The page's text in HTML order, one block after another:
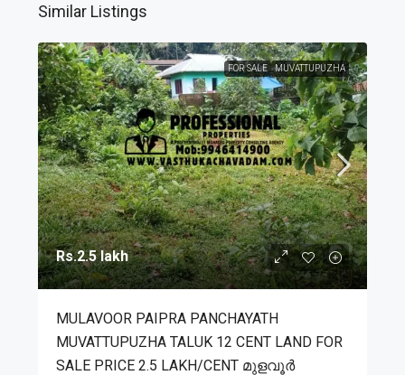
Similar Listings
FOR SALE MUVATTUPUZHA
Rs.2.5 lakh
MULAVOOR PAIPRA PANCHAYATH
MUVATTUPUZHA TALUK 12 CENT LAND FOR
SALE PRICE 2.5 LAKH/CENT മുളവൂർ